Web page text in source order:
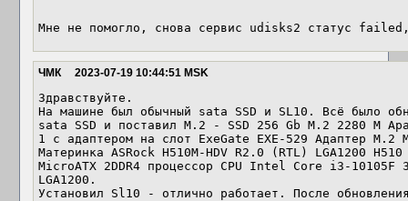
Мне не помогло, снова сервис udisks2 статус
ЧМК 2023-07-19 10:44:51 MSK
Здравствуйте.
На машине был обычный sata SSD и SL10. Всё было
sata SSD и поставил М.2 - SSD 256 Gb M.2 2280 M
1 с адаптером на слот ExeGate EXE-529 Адаптер M.2
Материнка ASRock H510M-HDV R2.0 (RTL) LGA1200 H510
MicroATX 2DDR4 процессор CPU Intel Core i3-10105F
LGA1200.
Установил Sl10 - отлично работает. После